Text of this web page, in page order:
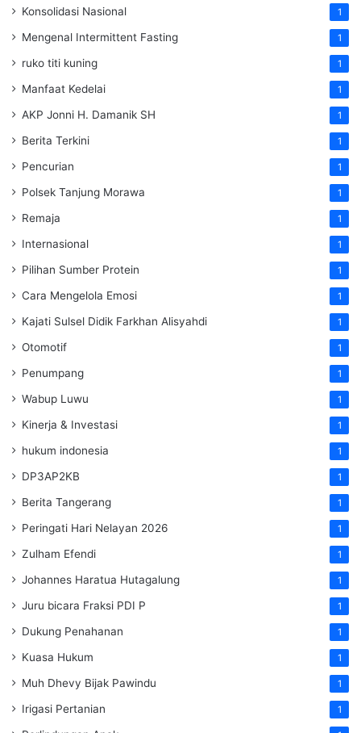
Konsolidasi Nasional 1
Mengenal Intermittent Fasting 1
ruko titi kuning 1
Manfaat Kedelai 1
AKP Jonni H. Damanik SH 1
Berita Terkini 1
Pencurian 1
Polsek Tanjung Morawa 1
Remaja 1
Internasional 1
Pilihan Sumber Protein 1
Cara Mengelola Emosi 1
Kajati Sulsel Didik Farkhan Alisyahdi 1
Otomotif 1
Penumpang 1
Wabup Luwu 1
Kinerja & Investasi 1
hukum indonesia 1
DP3AP2KB 1
Berita Tangerang 1
Peringati Hari Nelayan 2026 1
Zulham Efendi 1
Johannes Haratua Hutagalung 1
Juru bicara Fraksi PDI P 1
Dukung Penahanan 1
Kuasa Hukum 1
Muh Dhevy Bijak Pawindu 1
Irigasi Pertanian 1